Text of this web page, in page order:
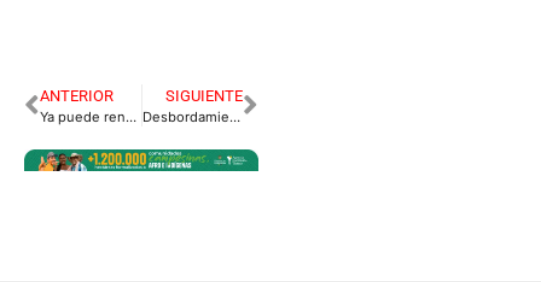
ANTERIOR
Ya puede renovar su crédito para acceder a la educación superior.
SIGUIENTE
Desbordamiento del Río Guamal deja grandes pérdidas económicas y varias familias afectadas